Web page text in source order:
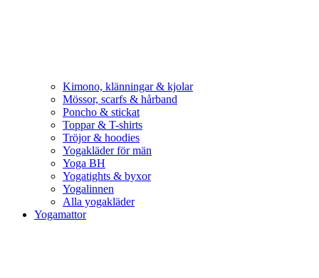
Kimono, klänningar & kjolar
Mössor, scarfs & hårband
Poncho & stickat
Toppar & T-shirts
Tröjor & hoodies
Yogakläder för män
Yoga BH
Yogatights & byxor
Yogalinnen
Alla yogakläder
Yogamattor